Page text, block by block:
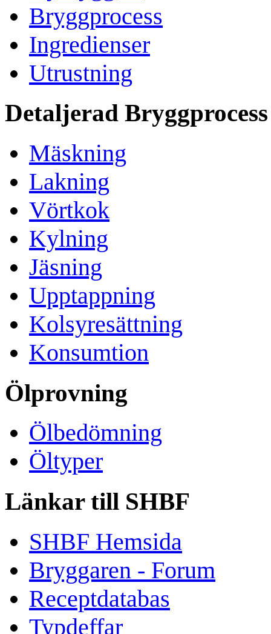
Bryggprocess
Ingredienser
Utrustning
Detaljerad Bryggprocess
Mäskning
Lakning
Vörtkok
Kylning
Jäsning
Upptappning
Kolsyresättning
Konsumtion
Ölprovning
Ölbedömning
Öltyper
Länkar till SHBF
SHBF Hemsida
Bryggaren - Forum
Receptdatabas
Typdeffar